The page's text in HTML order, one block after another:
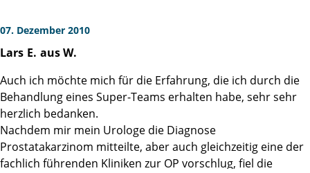
getroffen zu haben, zumal ich heute nach neun Monaten
Infolgedessen wünsche ich dem Team der Martini-Klinik am
UKE weiterhin viel Erfolg und, dass Sie noch vielen
Menschen so zielsicher und erfolgreich helfen können, wie
es Ihnen bei mir gelungen ist. In diesem Sinne wünsche ich
Ihnen allen eine frohe und gesegnete Weihnacht, sowie ein
glückliches Neues Jahr.
07. Dezember 2010
Lars E. aus W.
Auch ich möchte mich für die Erfahrung, die ich durch die
Behandlung eines Super-Teams erhalten habe, sehr sehr
herzlich bedanken.
Nachdem mir mein Urologe die Diagnose
Prostatakarzinom mitteilte, aber auch gleichzeitig eine der
fachlich führenden Kliniken zur OP vorschlug, fiel die